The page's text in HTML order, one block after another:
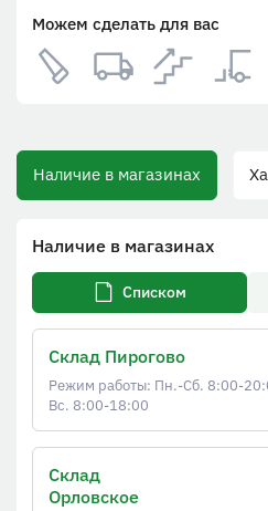
Можем сделать для вас
Наличие в магазинах
Наличие в магазинах
Списком
Склад Пирогово
Режим работы: Пн.-Сб. 8:00-
Вс. 8:00-18:00
Склад
Орловское